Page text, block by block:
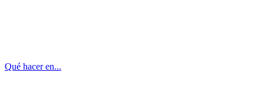
Qué hacer en...